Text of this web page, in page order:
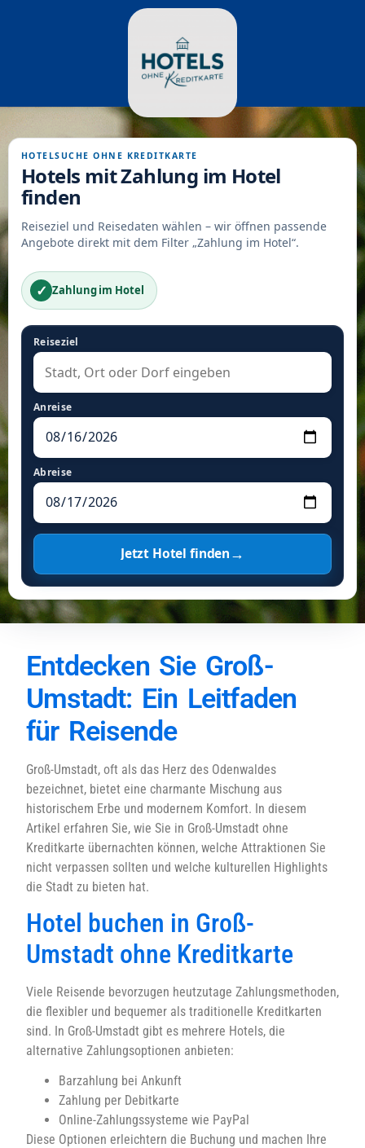
HOTELSUCHE OHNE KREDITKARTE
Hotels mit Zahlung im Hotel
finden
Reiseziel und Reisedaten wählen – wir öffnen passende
Angebote direkt mit dem Filter „Zahlung im Hotel“.
✓ Zahlung im Hotel
Reiseziel
Anreise
Abreise
Jetzt Hotel finden→
Entdecken Sie Groß-
Umstadt: Ein Leitfaden
für Reisende
Groß-Umstadt, oft als das Herz des Odenwaldes
bezeichnet, bietet eine charmante Mischung aus
historischem Erbe und modernem Komfort. In diesem
Artikel erfahren Sie, wie Sie in Groß-Umstadt ohne
Kreditkarte übernachten können, welche Attraktionen Sie
nicht verpassen sollten und welche kulturellen Highlights
die Stadt zu bieten hat.
Hotel buchen in Groß-
Umstadt ohne Kreditkarte
Viele Reisende bevorzugen heutzutage Zahlungsmethoden,
die flexibler und bequemer als traditionelle Kreditkarten
sind. In Groß-Umstadt gibt es mehrere Hotels, die
alternative Zahlungsoptionen anbieten:
Barzahlung bei Ankunft
Zahlung per Debitkarte
Online-Zahlungssysteme wie PayPal
Diese Optionen erleichtern die Buchung und machen Ihre